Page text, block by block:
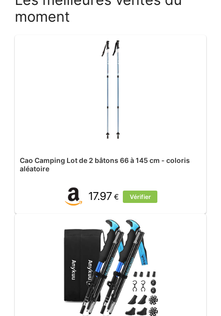
moment
Cao Camping Lot de 2 bâtons 66 à 145 cm - coloris
aléatoire
17.97€ Vérifier